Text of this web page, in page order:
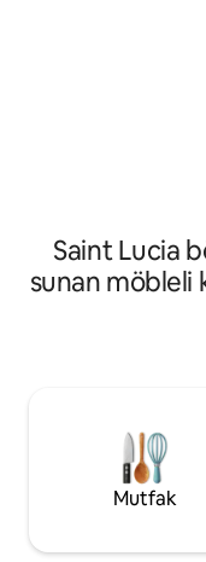
Saint Lucia
sunan möbleli
Mutfak